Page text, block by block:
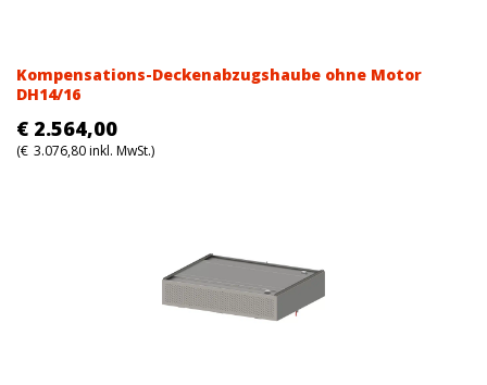
Kompensations-Deckenabzugshaube ohne Motor
DH14/16
€ 2.564,00
(€ 3.076,80inkl. MwSt.)